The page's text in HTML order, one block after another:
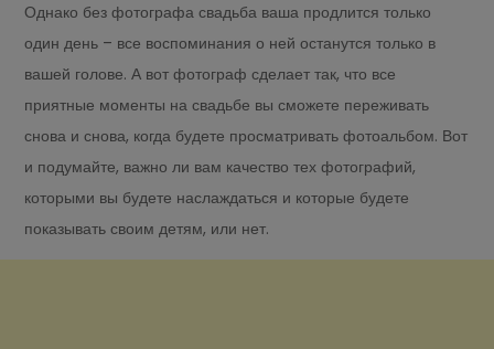
Однако без фотографа свадьба ваша продлится только
один день – все воспоминания о ней останутся только в
вашей голове. А вот фотограф сделает так, что все
приятные моменты на свадьбе вы сможете переживать
снова и снова, когда будете просматривать фотоальбом. Вот
и подумайте, важно ли вам качество тех фотографий,
которыми вы будете наслаждаться и которые будете
показывать своим детям, или нет.